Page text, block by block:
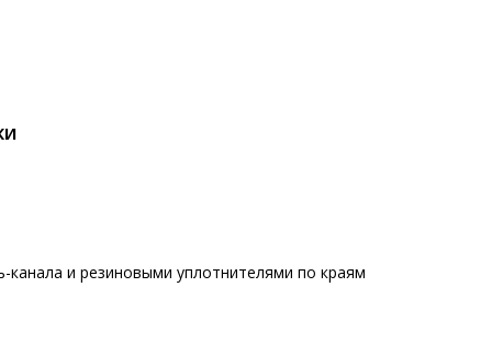
канала и резиновыми уплотнителями по краям